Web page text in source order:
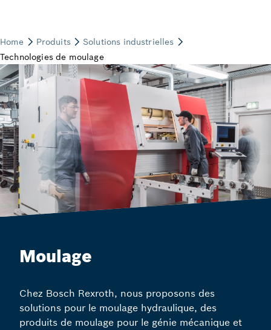
Moulage
Chez Bosch Rexroth, nous proposons des
solutions pour le moulage hydraulique, des
produits de moulage pour le génie mécanique et